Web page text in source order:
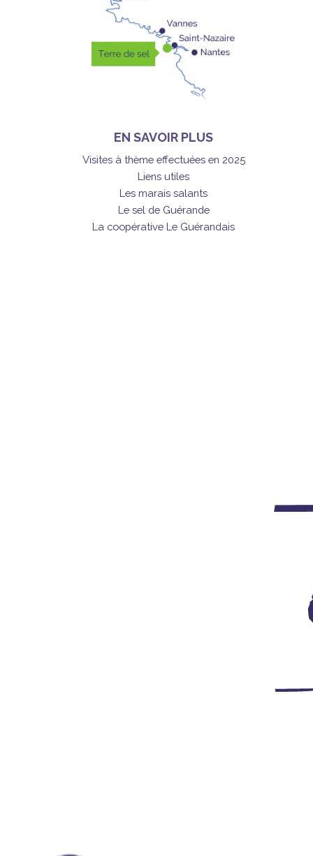
EN SAVOIR PLUS
Visites à thème effectuées en 2025
Liens utiles
Les marais salants
Le sel de Guérande
La coopérative Le Guérandais